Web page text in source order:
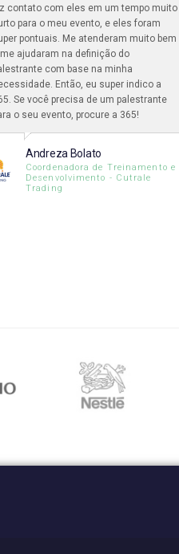
contato com eles em um tempo muito
para o meu evento, e eles foram
pontuais. Me atenderam muito bem
ajudaram na definição do
com base na minha
Então, eu super indico a
Se você precisa de um palestrante
o seu evento, procure a 365!
Andreza Bolato
Coordenadora de Treinamento e
Desenvolvimento - Cutrale
Trading